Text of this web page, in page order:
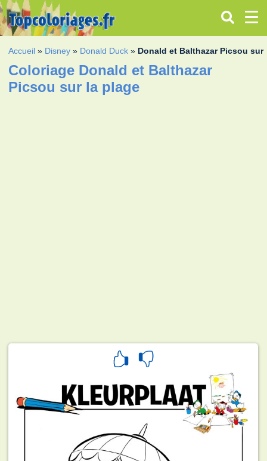
Accueil » Disney » Donald Duck » Donald et Balthazar Picsou sur
Coloriage Donald et Balthazar
Picsou sur la plage